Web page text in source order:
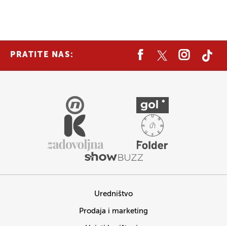
PRATITE NAS:
Uredništvo
Prodaja i marketing